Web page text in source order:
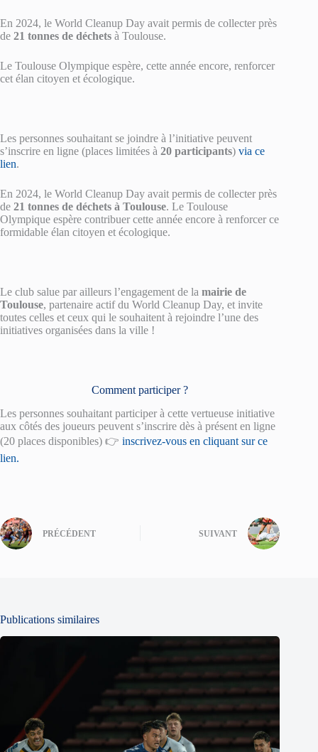
En 2024, le World Cleanup Day avait permis de collecter près
de 21 tonnes de déchets à Toulouse.
Le Toulouse Olympique espère, cette année encore, renforcer
cet élan citoyen et écologique.
Les personnes souhaitant se joindre à l’initiative peuvent
s’inscrire en ligne (places limitées à 20 participants) via ce
lien.
En 2024, le World Cleanup Day avait permis de collecter près
de 21 tonnes de déchets à Toulouse. Le Toulouse
Olympique espère contribuer cette année encore à renforcer ce
formidable élan citoyen et écologique.
Le club salue par ailleurs l’engagement de la mairie de
Toulouse, partenaire actif du World Cleanup Day, et invite
toutes celles et ceux qui le souhaitent à rejoindre l’une des
initiatives organisées dans la ville !
Comment participer ?
Les personnes souhaitant participer à cette vertueuse initiative
aux côtés des joueurs peuvent s’inscrire dès à présent en ligne
(20 places disponibles) 👉 inscrivez-vous en cliquant sur ce
lien.
PRÉCÉDENT SUIVANT
Publications similaires